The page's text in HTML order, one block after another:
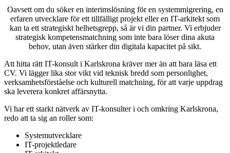
Oavsett om du söker en interimslösning för en systemmigrering, en
erfaren utvecklare för ett tillfälligt projekt eller en IT-arkitekt som
kan ta ett strategiskt helhetsgrepp, så är vi din partner. Vi erbjuder
strategisk kompetensmatchning som inte bara löser dina akuta
behov, utan även stärker din digitala kapacitet på sikt.
Att hitta rätt IT-konsult i Karlskrona kräver mer än att bara läsa ett
CV. Vi lägger lika stor vikt vid teknisk bredd som personlighet,
verksamhetsförståelse och kulturell matchning, för att varje uppdrag
ska leverera konkret affärsnytta.
Vi har ett starkt nätverk av IT-konsulter i och omkring Karlskrona,
redo att ta sig an roller som:
Systemutvecklare
IT-projektledare